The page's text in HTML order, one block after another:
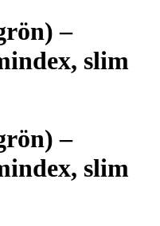
–
slim
–
slim